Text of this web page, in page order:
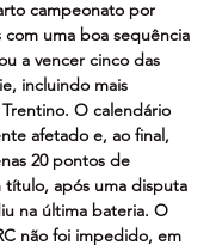
campeonato por
com uma boa sequência
a vencer cinco das
incluindo mais
O calendário
afetado e, ao final,
20 pontos de
título, após uma disputa
na última bateria. O
não foi impedido, em